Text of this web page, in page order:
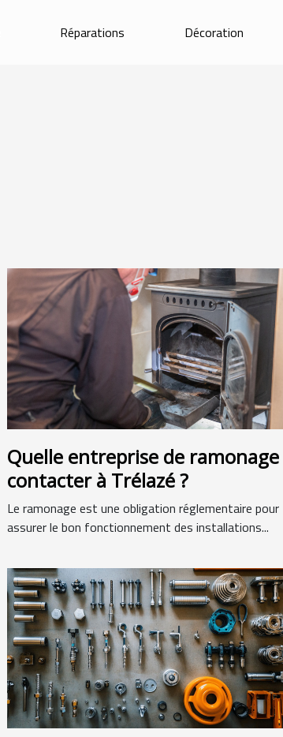
Réparations Décoration
Quelle entreprise de ramonage
contacter à Trélazé ?
Le ramonage est une obligation réglementaire pour
assurer le bon fonctionnement des installations...